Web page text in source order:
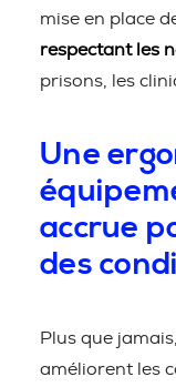
mise en place
respectant les
prisons, les
Une
accrue
des
Plus que
améliorent les